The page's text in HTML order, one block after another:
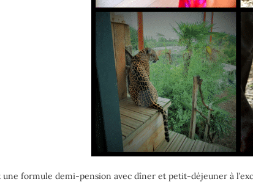
formule demi-pension avec dîner et petit-déjeuner à